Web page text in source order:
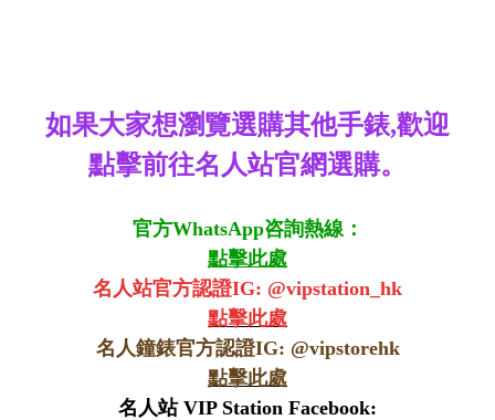
如果大家想瀏覽選購其他手錶,歡迎
點擊前往名人站官網選購。
官方WhatsApp咨詢熱線：
點擊此處
名人站官方認證IG: @vipstation_hk
點擊此處
名人鐘錶官方認證IG: @vipstorehk
點擊此處
名人站 VIP Station Facebook: